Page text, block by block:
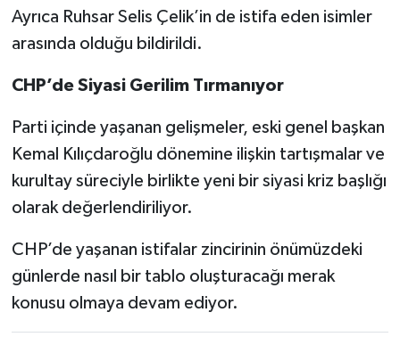
Ayrıca Ruhsar Selis Çelik’in de istifa eden isimler
arasında olduğu bildirildi.
CHP’de Siyasi Gerilim Tırmanıyor
Parti içinde yaşanan gelişmeler, eski genel başkan
Kemal Kılıçdaroğlu dönemine ilişkin tartışmalar ve
kurultay süreciyle birlikte yeni bir siyasi kriz başlığı
olarak değerlendiriliyor.
CHP’de yaşanan istifalar zincirinin önümüzdeki
günlerde nasıl bir tablo oluşturacağı merak
konusu olmaya devam ediyor.